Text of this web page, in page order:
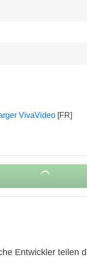
VivaVideo
Entwickler teilen